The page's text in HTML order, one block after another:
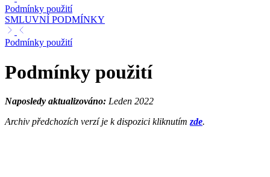
Podmínky použití
SMLUVNÍ PODMÍNKY
Podmínky použití
Podmínky použití
Naposledy aktualizováno: Leden 2022
Archiv předchozích verzí je k dispozici kliknutím zde.